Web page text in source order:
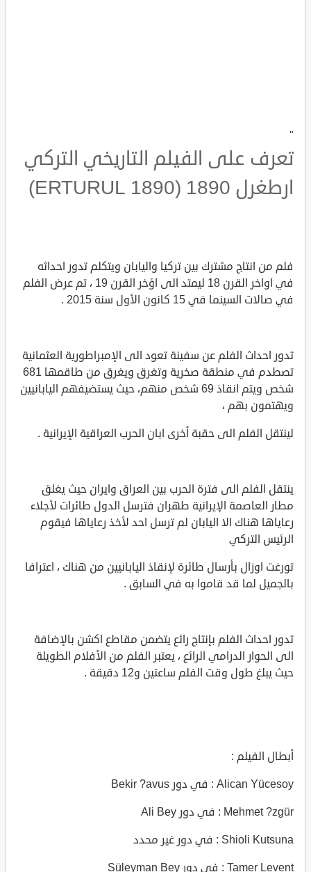
"
تعرف على الفيلم التاريخي التركي
ارطغرل 1890 (ERTURUL 1890)
فلم من انتاج مشترك بين تركيا واليابان ويتكلم تدور احداثه
في اواخر القرن 18 ليمتد الى اؤخر القرن 19 ، تم عرض الفلم
في صالات السينما في 15 كانون الأول سنة 2015 .
تدور احداث الفلم عن سفينة تعود الى الإمبراطورية العثمانية
تصطدم في منطقة صخرية وتغرق ويغرق من طاقمها 681
شخص ويتم انقاذ 69 شخص منهم، حيث يستضيفهم اليابانيين
ويهتمون بهم ،
لينتقل الفلم الى حقبة أخرى ابان الحرب العراقية الإيرانية .
ينتقل الفلم الى فترة الحرب بين العراق وايران حيث يغلق
مطار العاصمة الإيرانية طهران فترسل الدول طائرات لأجلاء
رعاياها هناك الا اليابان لم ترسل احد لأخذ رعاياها فيقوم
الرئيس التركي
تورغت اوزال بأرسال طائرة لإنقاذ اليابانيين من هناك ، اعترافا
بالجميل لما قد قاموا به في السابق .
تدور احداث الفلم بإنتاج رائع يتضمن مقاطع اكشن بالإضافة
الى الحوار الدرامي الرائع ، يعتبر الفلم من الأفلام الطويلة
حيث يبلغ طول وقت الفلم ساعتين و12 دقيقة .
أبطال الفيلم :
Alican Yücesoy : في دور Bekir ?avus
Mehmet ?zgür : في دور Ali Bey
Shioli Kutsuna : في دور غير محدد
Tamer Levent : في دور Süleyman Bey